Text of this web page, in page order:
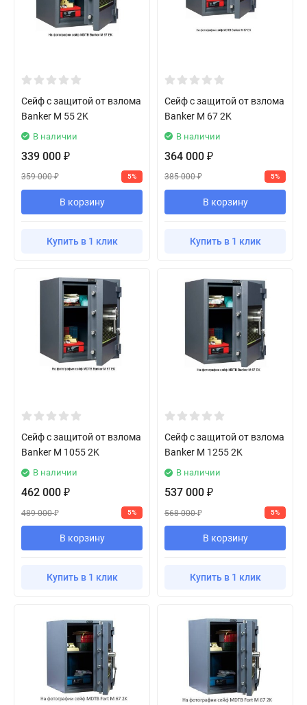
Сейф с защитой от взлома
Banker M 55 2K
В наличии
339 000 ₽
359 000₽ 5%
В корзину
Купить в 1 клик
Сейф с защитой от взлома
Banker M 67 2K
В наличии
364 000 ₽
385 000₽ 5%
В корзину
Купить в 1 клик
Сейф с защитой от взлома
Banker M 1055 2K
В наличии
462 000 ₽
489 000₽ 5%
В корзину
Купить в 1 клик
Сейф с защитой от взлома
Banker M 1255 2K
В наличии
537 000 ₽
568 000₽ 5%
В корзину
Купить в 1 клик